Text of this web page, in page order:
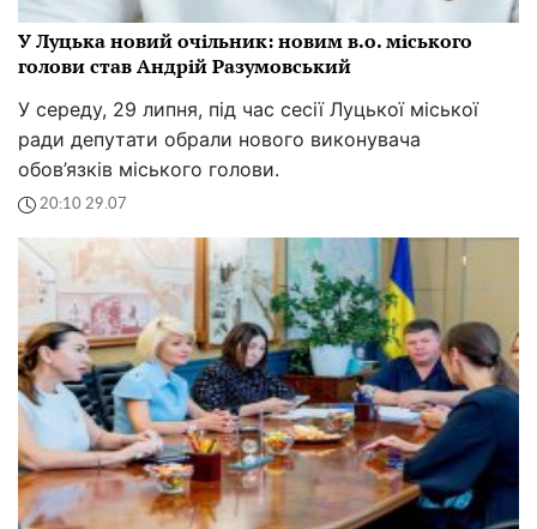
У Луцька новий очільник: новим в.о. міського
голови став Андрій Разумовський
У середу, 29 липня, під час сесії Луцької міської
ради депутати обрали нового виконувача
обов’язків міського голови.
20:10 29.07